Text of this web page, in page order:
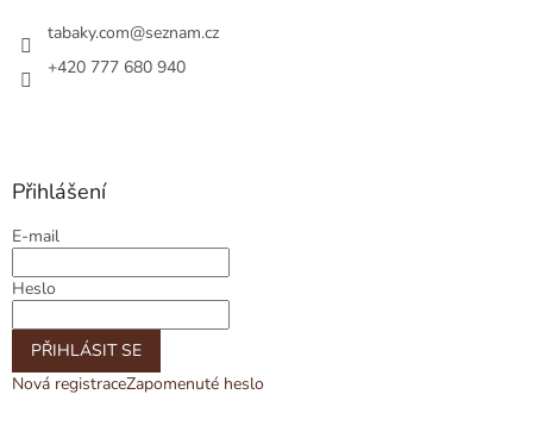
tabaky.com@seznam.cz
+420 777 680 940
Přihlášení
E-mail
Heslo
PŘIHLÁSIT SE
Nová registraceZapomenuté heslo